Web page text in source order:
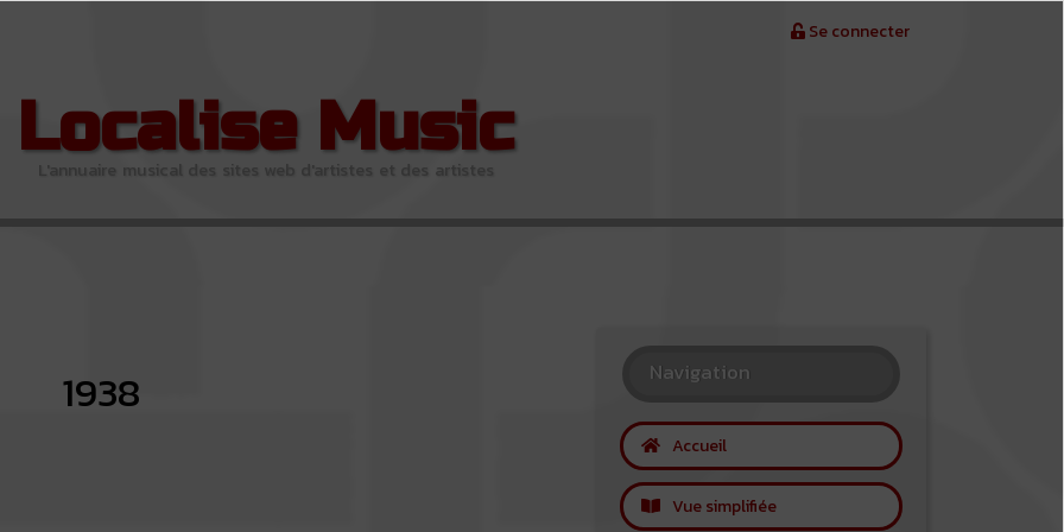
Se connecter
Localise Music
L'annuaire musical des sites web d'artistes et des artistes
1938 Navigation
Accueil
Vue simplifiée